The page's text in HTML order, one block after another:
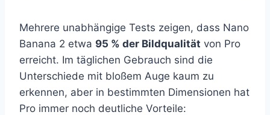
Mehrere unabhängige Tests zeigen, dass Nano
Banana 2 etwa 95 % der Bildqualität von Pro
erreicht. Im täglichen Gebrauch sind die
Unterschiede mit bloßem Auge kaum zu
erkennen, aber in bestimmten Dimensionen hat
Pro immer noch deutliche Vorteile: